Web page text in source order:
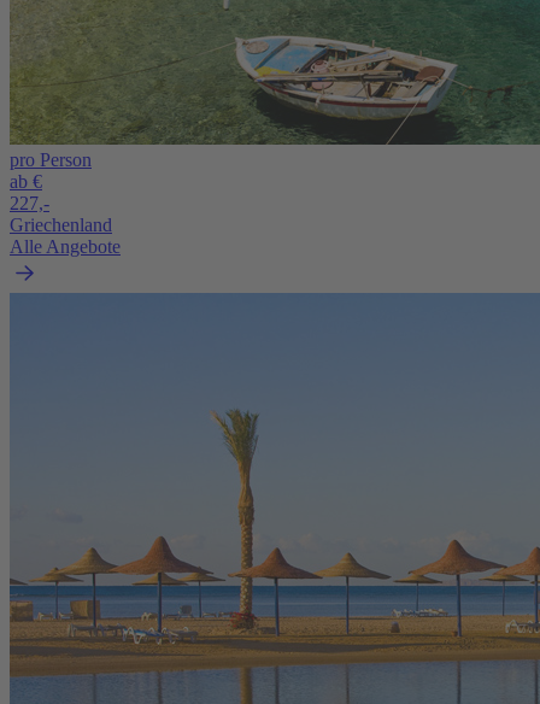
pro Person
ab €
227,-
Griechenland
Alle Angebote